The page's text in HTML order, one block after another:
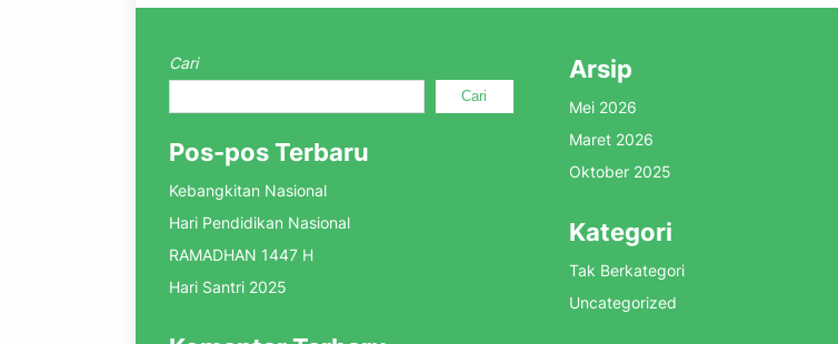
Cari
Cari
Pos-pos Terbaru
Kebangkitan Nasional
Hari Pendidikan Nasional
RAMADHAN 1447 H
Hari Santri 2025
Arsip
Mei 2026
Maret 2026
Oktober 2025
Kategori
Tak Berkategori
Uncategorized